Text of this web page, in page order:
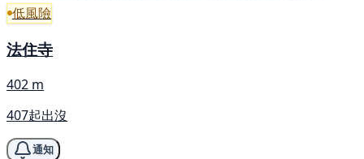
低風險
法住寺
402 m
407起出沒
通知